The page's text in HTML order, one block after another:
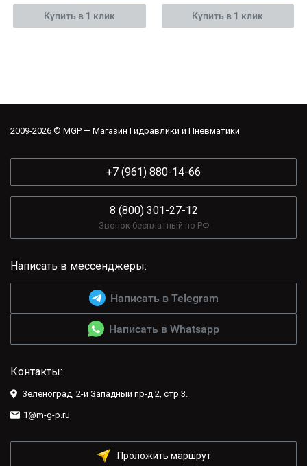
Купить в 1 клик Купить в 1 клик
2009-2026 © MGP — Магазин Гидравлики и Пневматики
+7 (961) 880-14-66
8 (800) 301-27-12
Звонок бесплатный по РФ
Написать в мессенджеры:
Написать в Telegram
Написать в Whatsapp
Контакты:
Зеленоград, 2-й Западный пр-д 2, стр 3.
1@m-g-p.ru
Проложить маршрут